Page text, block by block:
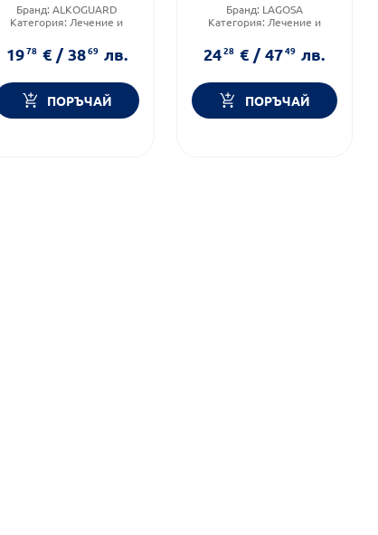
Бранд: ALKOGUARD
Категория: Лечение и
Форма на продукта:
1978 € / 3869 лв.
ПОРЪЧАЙ
Бранд: LAGOSA
Категория: Лечение и
Форма на продукта:
2428 € / 4749 лв.
ПОРЪЧАЙ